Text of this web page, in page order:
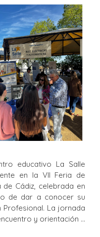
educativo La Salle
en la VII Feria de
Cádiz, celebrada en
de dar a conocer su
La jornada
y orientación …